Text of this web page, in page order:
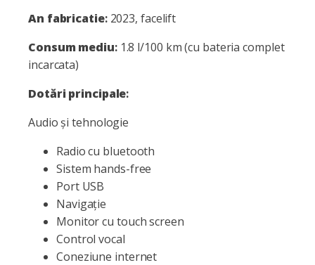
An fabricatie:2023, facelift
Consum mediu:1.8 l/100 km (cu bateria complet
incarcata)
Dotări principale:
Audio și tehnologie
Radio cu bluetooth
Sistem hands-free
Port USB
Navigație
Monitor cu touch screen
Control vocal
Coneziune internet